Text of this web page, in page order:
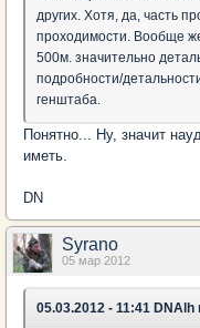
других. Хотя, да, часть
проходимости. Вообще
500м. значительно
подробности/
генштаба.
Понятно... Ну, значит
иметь.
DN
Syrano
05 мар 2012
05.03.2012 - 11:41 DNAlh